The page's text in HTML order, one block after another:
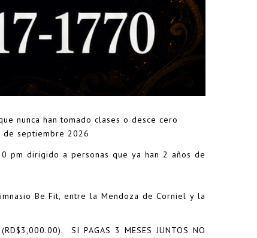
nunca han tomado clases o desce cero
de septiembre 2026
pm dirigido a personas que ya han 2 años de
Be Fit, entre la Mendoza de Corniel y la
SI PAGAS 3 MESES JUNTOS NO